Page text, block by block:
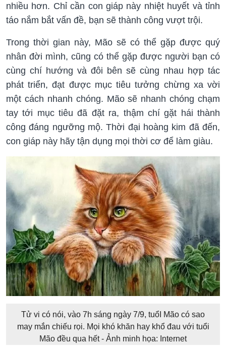
nhiều hơn. Chỉ cần con giáp này nhiệt huyết và tỉnh
táo nắm bắt vấn đề, bạn sẽ thành công vượt trội.
Trong thời gian này, Mão sẽ có thể gặp được quý
nhân đời mình, cũng có thể gặp được người bạn có
cùng chí hướng và đôi bên sẽ cùng nhau hợp tác
phát triển, đạt được mục tiêu tưởng chừng xa vời
một cách nhanh chóng. Mão sẽ nhanh chóng chạm
tay tới mục tiêu đã đặt ra, thậm chí gặt hái thành
công đáng ngưỡng mộ. Thời đại hoàng kim đã đến,
con giáp này hãy tận dụng mọi thời cơ để làm giàu.
Tử vi có nói, vào 7h sáng ngày 7/9, tuổI Mão có sao
may mắn chiếu rọi. Mọi khó khăn hay khổ đau với tuổi
Mão đều qua hết - Ảnh minh họa: Internet